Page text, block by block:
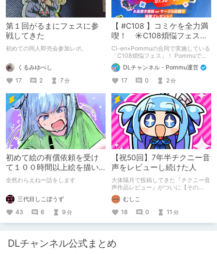
第１回がるまにフェスに参
戦してきた
初めての同人即売会参加レポ。
くるみゆべし
17
2 7分
【 #C108 】コミケを全力満
喫！ ☀C108煩悩フェス☀
Pommu版のご案内
Ci-en×Pommuの合同で実施している
「C108煩悩フェス」！ Pommuでの
参加方法について、改めてこちらでも
ご案内いたします！
DLチャンネル・Pommu運営
17
0 2分
初めて絵の有償依頼を受け
て１００時間以上絵を描い
た話
全然わらえねー話をします
三代目しこぼうず
43
6 9 分
【祝50回】7年半チクニー音
声をレビューし続けた人
大体隔月で投稿してきた『チクニー音
声作品レビュー』がついに【その
50】を迎えました！ 約7年半チクニー
し続け、おシコり報告をしてきただけ
ですけど記念は記念。 皆様への感謝
を伝えたり、これまでの投稿を振り返
ります。
むしこ
18
0 11 分
DLチャンネル公式まとめ